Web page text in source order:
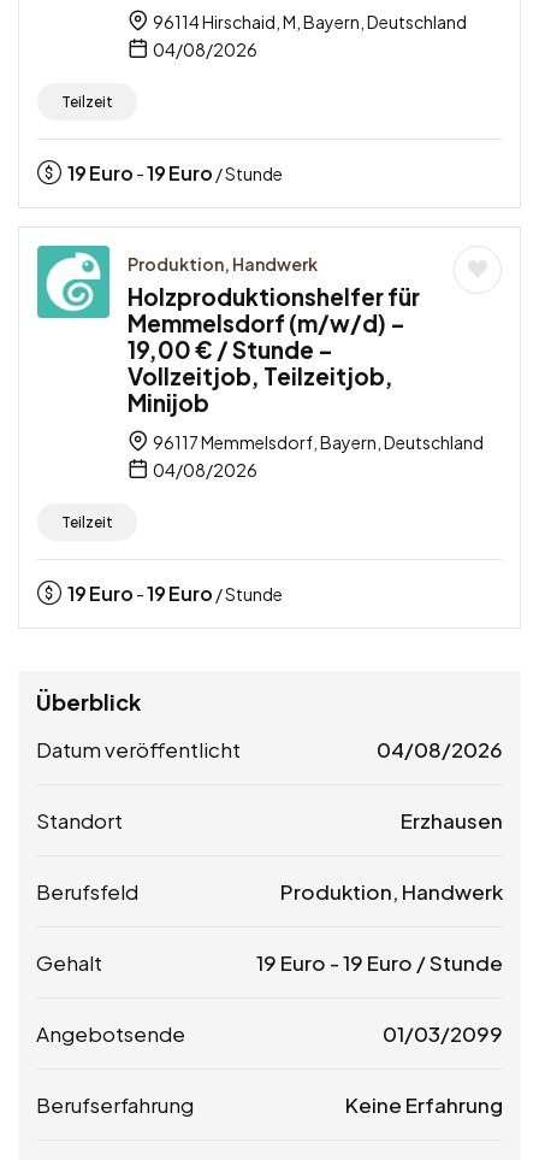
96114 Hirschaid, M, Bayern, Deutschland
04/08/2026
Teilzeit
19Euro -19Euro / Stunde
Produktion, Handwerk
Holzproduktionshelfer für
Memmelsdorf (m/w/d) –
19,00 € / Stunde –
Vollzeitjob, Teilzeitjob,
Minijob
96117 Memmelsdorf, Bayern, Deutschland
04/08/2026
Teilzeit
19Euro -19Euro / Stunde
Überblick
Datum veröffentlicht 04/08/2026
Standort Erzhausen
Berufsfeld Produktion, Handwerk
Gehalt 19 Euro -19 Euro / Stunde
Angebotsende 01/03/2099
Berufserfahrung Keine Erfahrung